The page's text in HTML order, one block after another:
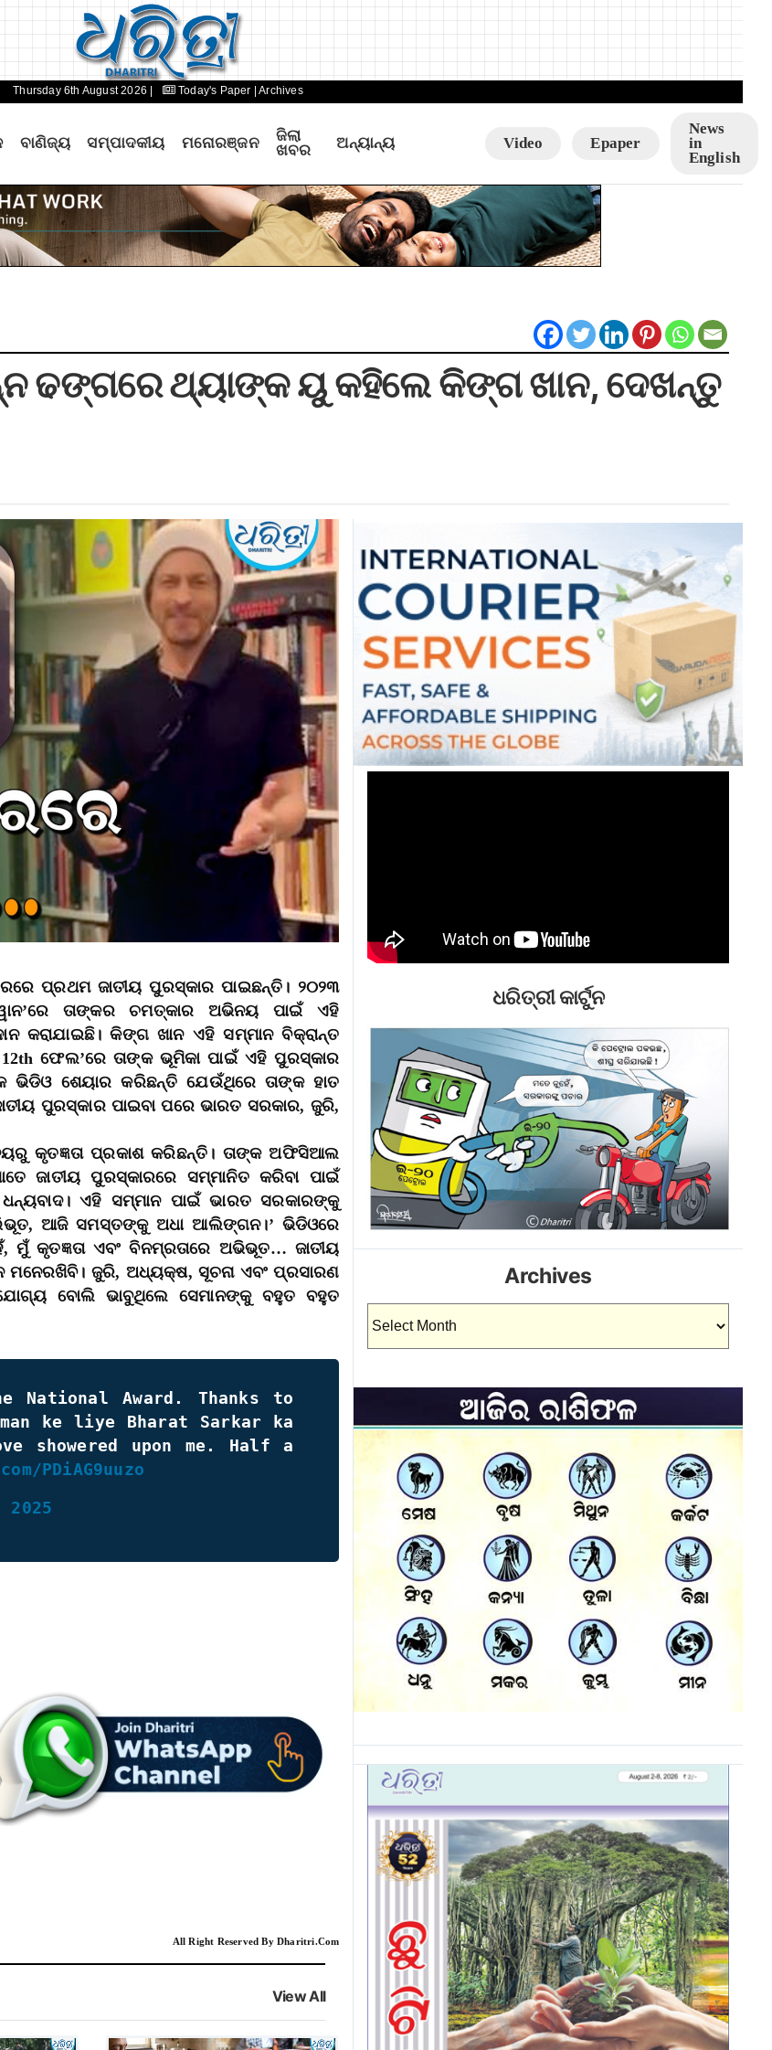
Thursday 6th August 2026 | Today's Paper | Archives
ବାଣିଜ୍ୟ ସମ୍ପାଦକୀୟ ମନୋରଞ୍ଜନ
ଜିଲା
ଖବର
ଅନ୍ୟାନ୍ୟ Video Epaper
News
in
English
ଢଙ୍ଗରେ ଥ୍ୟାଙ୍କ ୟୁ କହିଲେ କିଙ୍ଗ ଖାନ, ଦେଖନ୍ତୁ
ପ୍ରଥମ ଜାତୀୟ ପୁରସ୍କାର ପାଇଛନ୍ତି। ୨୦୨୩
ତାଙ୍କର ଚମତ୍କାର ଅଭିନୟ ପାଇଁ ଏହି
କରାଯାଇଛି। କିଙ୍ଗ ଖାନ ଏହି ସମ୍ମାନ ବିକ୍ରାନ୍ତ
ଫେଲ’ରେ ତାଙ୍କ ଭୂମିକା ପାଇଁ ଏହି ପୁରସ୍କାର
ଭିଡିଓ ଶେୟାର କରିଛନ୍ତି ଯେଉଁଥିରେ ତାଙ୍କ ହାତ
ପୁରସ୍କାର ପାଇବା ପରେ ଭାରତ ସରକାର, ଜୁରି,
କୃତଜ୍ଞତା ପ୍ରକାଶ କରିଛନ୍ତି। ତାଙ୍କ ଅଫିସିଆଲ
ଜାତୀୟ ପୁରସ୍କାରରେ ସମ୍ମାନିତ କରିବା ପାଇଁ
ଏହି ସମ୍ମାନ ପାଇଁ ଭାରତ ସରକାରଙ୍କୁ
ଆଜି ସମସ୍ତଙ୍କୁ ଅଧା ଆଲିଙ୍ଗନ।’ ଭିଡିଓରେ
ମୁଁ କୃତଜ୍ଞତା ଏବଂ ବିନମ୍ରତାରେ ଅଭିଭୂତ… ଜାତୀୟ
ମନେରଖିବି। ଜୁରି, ଅଧ୍ୟକ୍ଷ, ସୂଚନା ଏବଂ ପ୍ରସାରଣ
ବୋଲି ଭାବୁଥିଲେ ସେମାନଙ୍କୁ ବହୁତ ବହୁତ
National Award. Thanks to
ke liye Bharat Sarkar ka
showered upon me. Half a
PDiAG9uuzo
2025
All Right Reserved By Dharitri.Com
View All
ଧରିତ୍ରୀ କାର୍ଟୁନ
Archives
Archives